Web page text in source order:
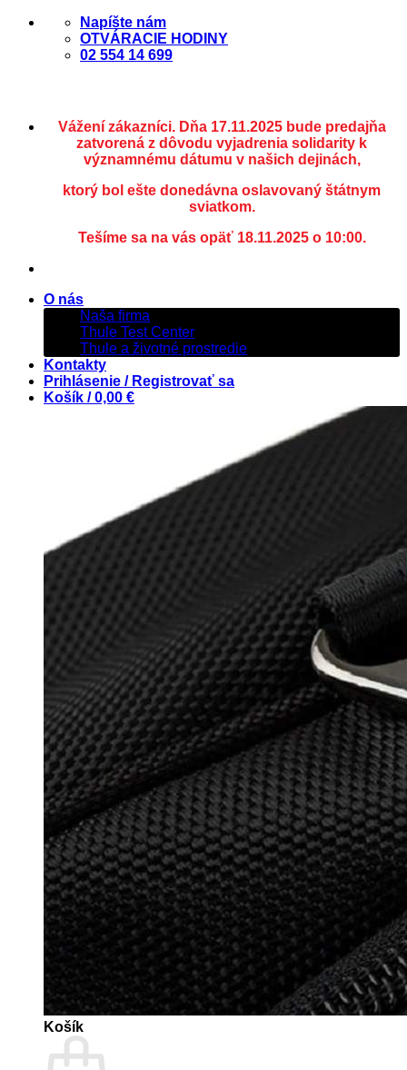
Skip
Napíšte nám
OTVÁRACIE HODINY
02 554 14 699
Vážení zákazníci. Dňa 17.11.2025 bude predajňa
zatvorená z dôvodu vyjadrenia solidarity k
významnému dátumu v našich dejinách,
ktorý bol ešte donedávna oslavovaný štátnym
sviatkom.
Tešíme sa na vás opäť 18.11.2025 o 10:00.
O nás
Naša firma
Thule Test Center
Thule a životné prostredie
Kontakty
Prihlásenie / Registrovať sa
Košík /0,00 €
Košík